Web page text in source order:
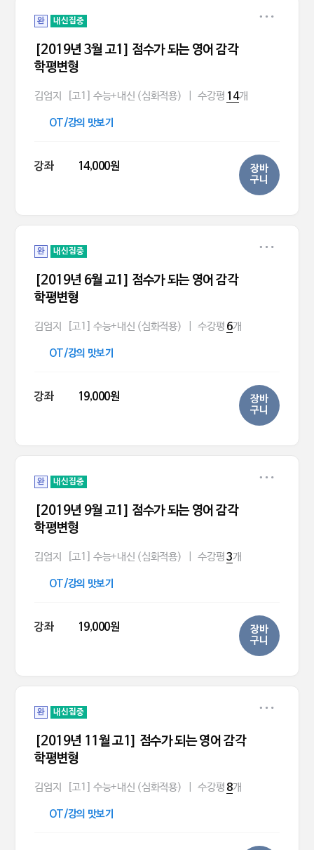
완 내신집중
[2019년 3월 고1] 점수가 되는 영어 감각
학평변형
김엄지 [고1] 수능+내신 (심화적용) 수강평 14개
OT/강의 맛보기
강좌 14,000원
장바
구니
완 내신집중
[2019년 6월 고1] 점수가 되는 영어 감각
학평변형
김엄지 [고1] 수능+내신 (심화적용) 수강평 6개
OT/강의 맛보기
강좌 19,000원
장바
구니
완 내신집중
[2019년 9월 고1] 점수가 되는 영어 감각
학평변형
김엄지 [고1] 수능+내신 (심화적용) 수강평3개
OT/강의 맛보기
강좌 19,000원
장바
구니
완 내신집중
[2019년 11월 고1] 점수가 되는 영어 감각
학평변형
김엄지 [고1] 수능+내신 (심화적용) 수강평 8개
OT/강의 맛보기